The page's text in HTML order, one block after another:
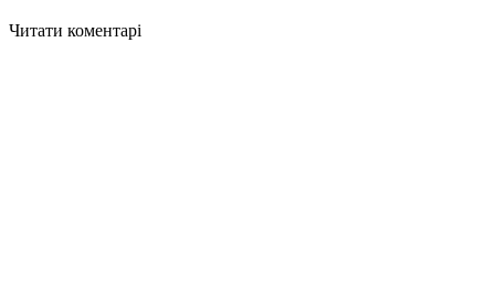
Читати коментарі